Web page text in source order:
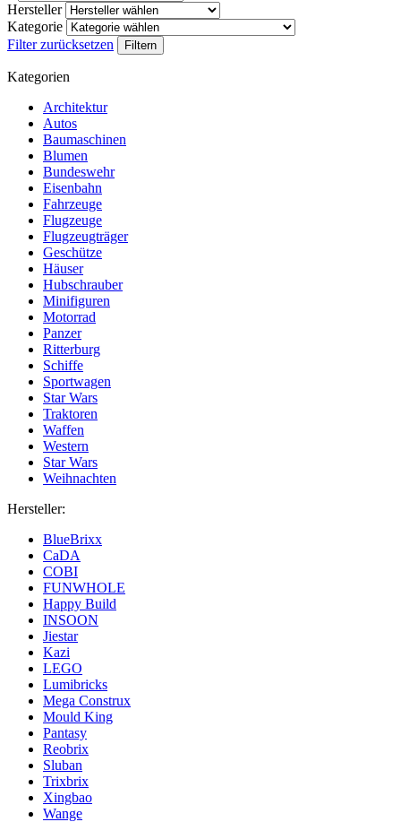
Hersteller
Kategorie
Filter zurücksetzen
Filtern
Kategorien
Architektur
Autos
Baumaschinen
Blumen
Bundeswehr
Eisenbahn
Fahrzeuge
Flugzeuge
Flugzeugträger
Geschütze
Häuser
Hubschrauber
Minifiguren
Motorrad
Panzer
Ritterburg
Schiffe
Sportwagen
Star Wars
Traktoren
Waffen
Western
Star Wars
Weihnachten
Hersteller:
BlueBrixx
CaDA
COBI
FUNWHOLE
Happy Build
INSOON
Jiestar
Kazi
LEGO
Lumibricks
Mega Construx
Mould King
Pantasy
Reobrix
Sluban
Trixbrix
Xingbao
Wange